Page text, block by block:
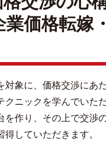
業価格転嫁
象に、価格交渉にあ
ニックを学んでいた
作り、その上で交渉
していただきます。